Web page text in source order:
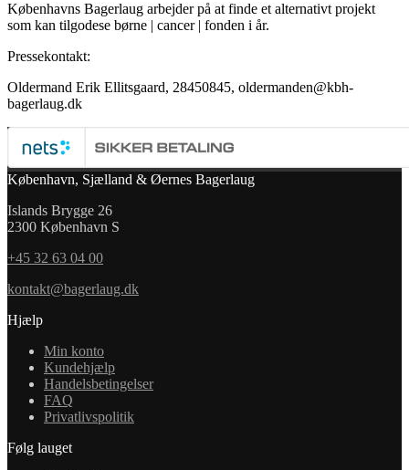
Københavns Bagerlaug arbejder på at finde et alternativt projekt
som kan tilgodese børne | cancer | fonden i år.
Pressekontakt:
Oldermand Erik Ellitsgaard, 28450845, oldermanden@kbh-
bagerlaug.dk
København, Sjælland & Øernes Bagerlaug
Islands Brygge 26
2300 København S
+45 32 63 04 00
kontakt@bagerlaug.dk
Hjælp
Min konto
Kundehjælp
Handelsbetingelser
FAQ
Privatlivspolitik
Følg lauget